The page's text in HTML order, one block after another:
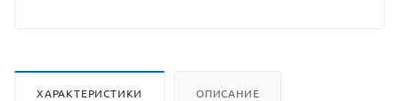
ХАРАКТЕРИСТИКИ ОПИСАНИЕ